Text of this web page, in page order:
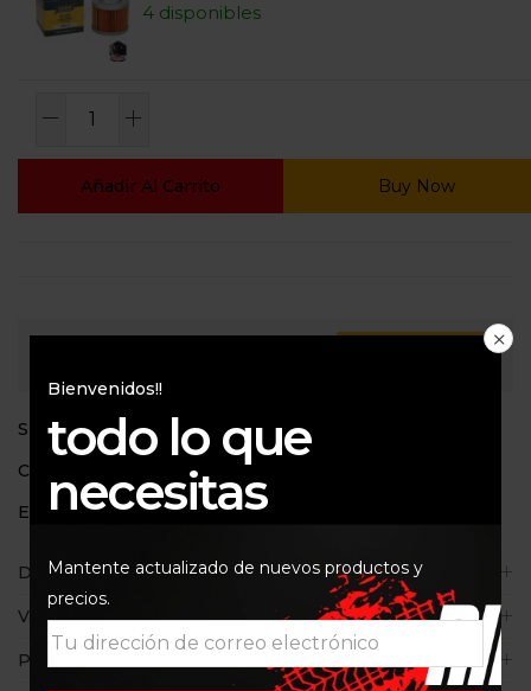
4 disponibles
Añadir Al Carrito Buy Now
SKU:ISON151
Categorías:
Filtros de aceite
Etiquetas: BMW 650GS,ISON 151
Descripción
Valoraciones (0)
Políticas de la tienda
Bienvenidos!!
todo lo que
necesitas
Mantente actualizado de nuevos productos y
precios.